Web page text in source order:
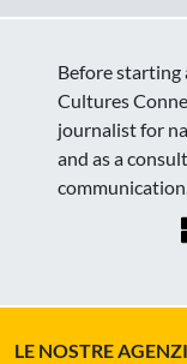
Before starting
Cultures
journalist for
and as a
LE NOSTRE